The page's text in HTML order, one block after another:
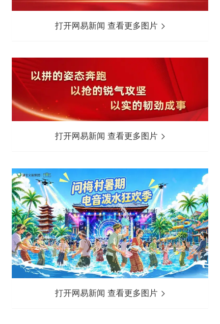
打开网易新闻 查看更多图片
打开网易新闻 查看更多图片
打开网易新闻 查看更多图片